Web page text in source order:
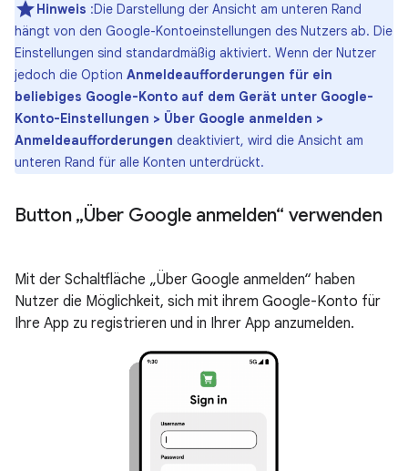
Hinweis :Die Darstellung der Ansicht am unteren Rand
hängt von den Google-Kontoeinstellungen des Nutzers ab. Die
Einstellungen sind standardmäßig aktiviert. Wenn der Nutzer
jedoch die Option Anmeldeaufforderungen für ein
beliebiges Google-Konto auf dem Gerät unter Google-
Konto-Einstellungen > Über Google anmelden >
Anmeldeaufforderungen deaktiviert, wird die Ansicht am
unteren Rand für alle Konten unterdrückt.
Button „Über Google anmelden“ verwenden
Mit der Schaltfläche „Über Google anmelden“ haben
Nutzer die Möglichkeit, sich mit ihrem Google-Konto für
Ihre App zu registrieren und in Ihrer App anzumelden.